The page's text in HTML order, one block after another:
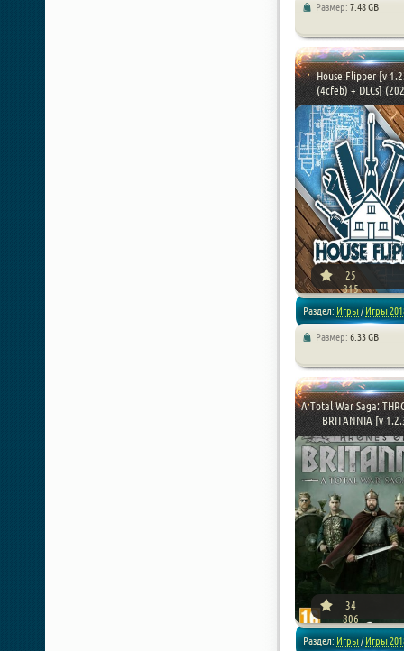
Размер: 7.48 GB
House Flipper [v
(4cfeb) + DLCs]
25
815
Раздел: Игры/Игры
Размер: 6.33 GB
A Total War Saga:
BRITANNIA [v
34
806
Раздел: Игры/Игры